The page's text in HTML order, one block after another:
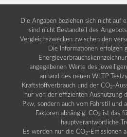
Die Angaben beziehen sich nicht auf
sind nicht Bestandteil des
Vergleichszwecken zwischen den
Die Informationen erfolgen
angegebenen Werte des
anhand des neuen WLTP-
Kraftstoffverbrauch und der CO2 -
nur von der effizienten Ausnutzung
Pkw, sondern auch vom Fahrstil und
Faktoren abhängig. CO2 ist das
hauptverantwortliche
Es werden nur die CO2 -Emissionen